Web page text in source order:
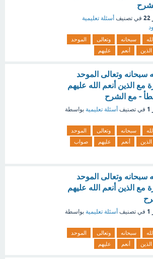
في تصنيف أسئلة تعليمية
سبحانه وتعالى
الموحد
الذين أنعم عليهم
سبحانه وتعالى الموحد
مع الذين أنعم الله عليهم
- مع الشرح
في تصنيف أسئلة تعليمية بواسطة
سبحانه وتعالى
الموحد
الذين أنعم عليهم
صواب
سبحانه وتعالى الموحد
مع الذين أنعم الله عليهم
في تصنيف أسئلة تعليمية بواسطة
سبحانه وتعالى
الموحد
الذين أنعم عليهم